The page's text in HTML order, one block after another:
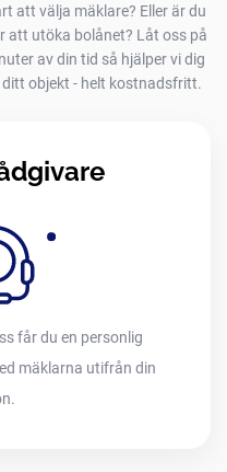
att välja mäklare? Eller är du
att utöka bolånet? Låt oss på
av din tid så hjälper vi dig
objekt - helt kostnadsfritt.
får du en personlig
mäklarna utifrån din